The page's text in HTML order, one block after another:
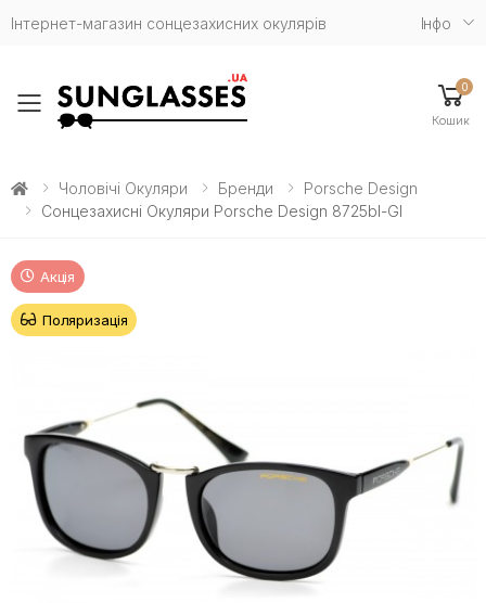
Інтернет-магазин сонцезахисних окулярів Iнфо
Toggle mobile menu
0
Кошик
Чоловічі Окуляри Бренди
Porsche Design
Сонцезахисні Окуляри Porsche Design 8725bl-Gl
Акція
Поляризація